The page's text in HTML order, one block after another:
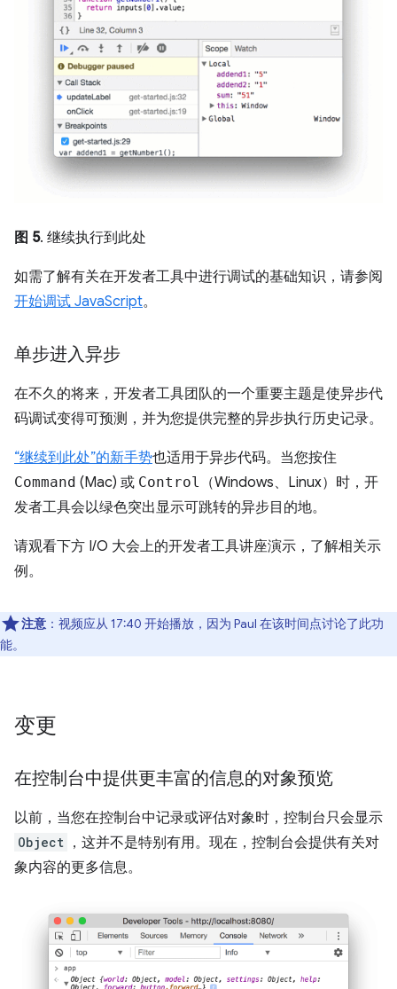
图 5. 继续执行到此处
如需了解有关在开发者工具中进行调试的基础知识，请参阅
开始调试 JavaScript。
单步进入异步
在不久的将来，开发者工具团队的一个重要主题是使异步代
码调试变得可预测，并为您提供完整的异步执行历史记录。
“继续到此处”的新手势也适用于异步代码。当您按住
Command (Mac) 或 Control
（Windows、Linux）时，开
发者工具会以绿色突出显示可跳转的异步目的地。
请观看下方 I/O 大会上的开发者工具讲座演示，了解相关示
例。
注意 ：视频应从 17:40 开始播放，因为 Paul 在该时间点讨论了此功
能。
变更
在控制台中提供更丰富的信息的对象预览
以前，当您在控制台中记录或评估对象时，控制台只会显示
Object ，这并不是特别有用。现在，控制台会提供有关对
象内容的更多信息。